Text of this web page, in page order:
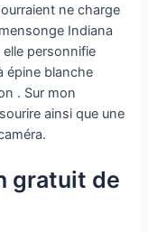
ne charge
Indiana
personnifie
épine blanche
. Sur mon
ainsi que une
gratuit de